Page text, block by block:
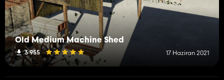
Old Medium Machine Shed
3 955 17 Haziran 2021